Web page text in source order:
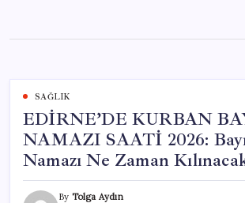
content
SAĞLIK
EDİRNE’DE KURBAN
NAMAZI SAATİ 2026:
Namazı Ne Zaman
By Tolga Aydın